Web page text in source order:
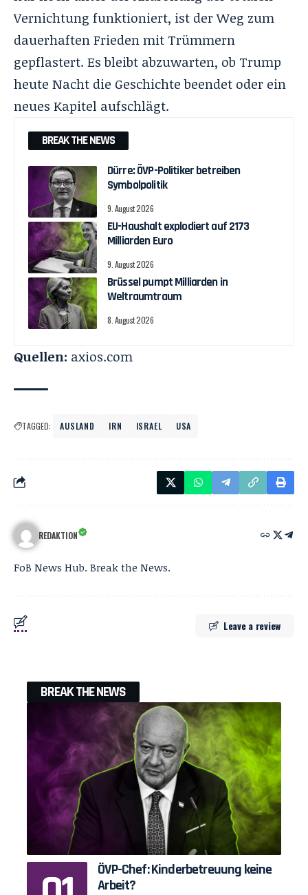
Vernichtung funktioniert, ist der Weg zum
dauerhaften Frieden mit Trümmern
gepflastert. Es bleibt abzuwarten, ob Trump
heute Nacht die Geschichte beendet oder ein
neues Kapitel aufschlägt.
BREAK THE NEWS
Dürre: ÖVP-Politiker betreiben
Symbolpolitik
9. August 2026
EU-Haushalt explodiert auf 2173
Milliarden Euro
9. August 2026
Brüssel pumpt Milliarden in
Weltraumtraum
8. August 2026
Quellen: axios.com
TAGGED: AUSLAND IRN ISRAEL USA
REDAKTION
FoB News Hub. Break the News.
Leave a review
BREAK THE NEWS
ÖVP-Chef: Kinderbetreuung keine
Arbeit?